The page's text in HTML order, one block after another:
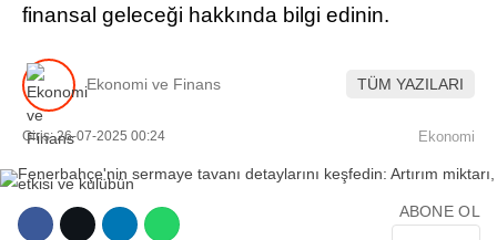
SEKTÖRLER
TEKNOLOJI
OTOMOBIL
finansal geleceği hakkında bilgi edinin.
Ekonomi ve Finans TÜM YAZILARI
Giriş: 26-07-2025 00:24 Ekonomi
ABONE OL